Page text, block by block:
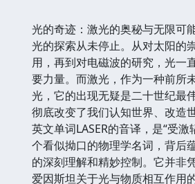
光的奇迹：激光的奥秘与无限可
光的探索从未停止。从对太阳的
用，再到对电磁波的研究，光一
要力量。而激光，作为一种前所
光，它的出现无疑是二十世纪最
彻底改变了我们认知世界、改造
英文单词LASER的音译，是“受
个看似拗口的物理学名词，背后
的深刻理解和精妙控制。它并非
爱因斯坦关于光与物质相互作用